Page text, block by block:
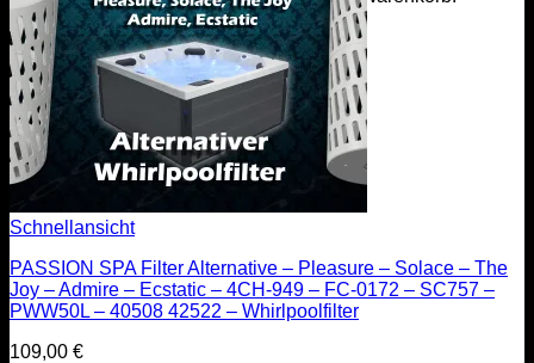
Zurück zum Shop
Menü
Schnellansicht
PASSION SPA Filter Alternative – Pleasure – Solace – The
Joy – Admire – Ecstatic – 4CH-949 – FC-0172 – SC757 –
PWW50L – 40508 42522 – Whirlpoolfilter
109,00 €